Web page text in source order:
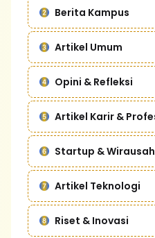
Berita Kampus
Artikel Umum
Opini & Refleksi
Artikel Karir &
Startup &
Artikel Teknologi
Riset & Inovasi